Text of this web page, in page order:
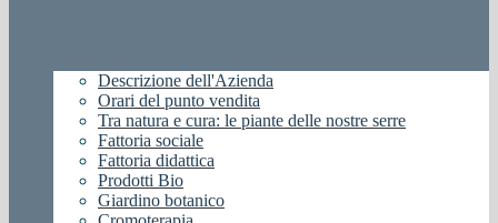
Descrizione dell'Azienda
Orari del punto vendita
Tra natura e cura: le piante delle nostre serre
Fattoria sociale
Fattoria didattica
Prodotti Bio
Giardino botanico